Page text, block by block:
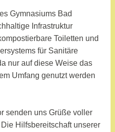
Gymnasiums Bad
Infrastruktur
Toiletten und
für Sanitäre
nur auf diese Weise das
Umfang genutzt werden
senden uns Grüße voller
Hilfsbereitschaft unserer